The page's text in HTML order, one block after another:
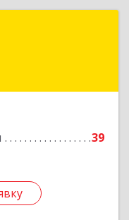
39
р-н,